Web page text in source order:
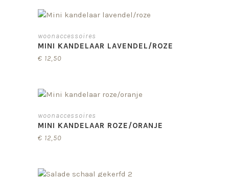
woonaccessoires
MINI KANDELAAR LAVENDEL/ROZE
€ 12,50
woonaccessoires
MINI KANDELAAR ROZE/ORANJE
€ 12,50